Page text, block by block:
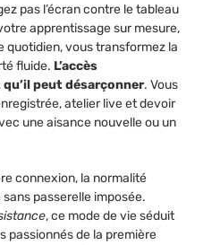
pas l’écran contre le tableau
apprentissage sur mesure,
quotidien, vous transformez la
fluide. L’accès
peut désarçonner. Vous
atelier live et devoir
une aisance nouvelle ou un
connexion, la normalité
passerelle imposée.
, ce mode de vie séduit
passionnés de la première